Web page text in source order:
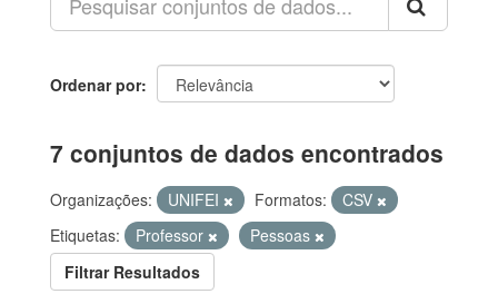
Ordenar por
7 conjuntos de dados encontrados
Organizações: UNIFEI Formatos:
CSV
Etiquetas:
Professor
Pessoas
Filtrar Resultados